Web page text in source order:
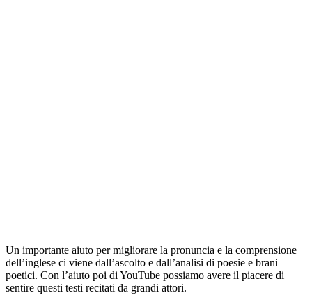
Un importante aiuto per migliorare la pronuncia e la comprensione
dell’inglese ci viene dall’ascolto e dall’analisi di poesie e brani
poetici. Con l’aiuto poi di YouTube possiamo avere il piacere di
sentire questi testi recitati da grandi attori.